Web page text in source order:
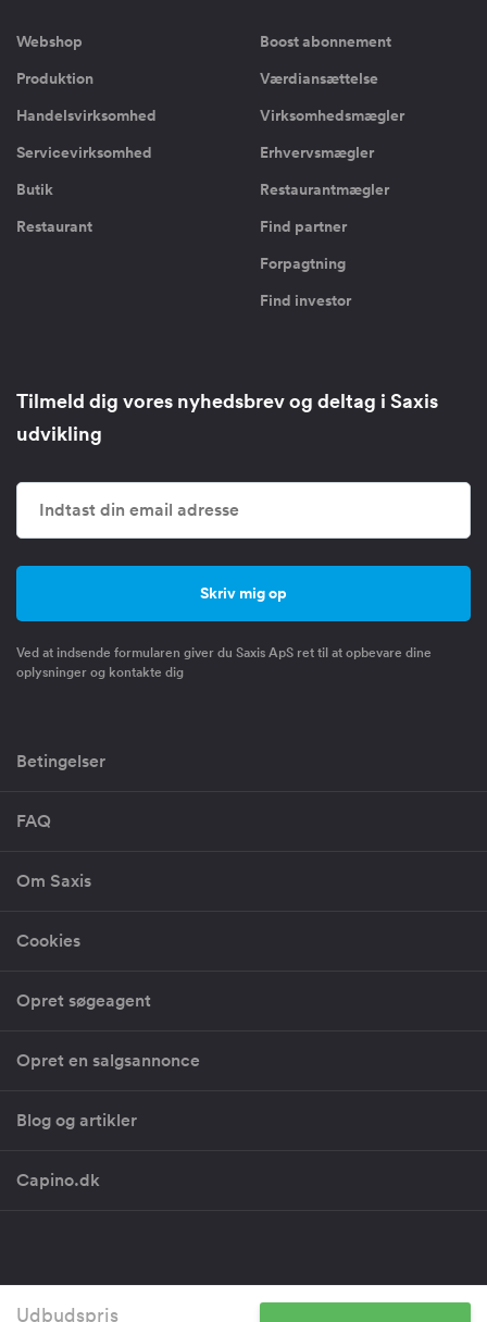
Udbudspris
Webshop
Produktion
Handelsvirksomhed
Servicevirksomhed
Butik
Restaurant
Boost abonnement
Værdiansættelse
Virksomhedsmægler
Erhvervsmægler
Restaurantmægler
Find partner
Forpagtning
Find investor
Tilmeld dig vores nyhedsbrev og deltag i Saxis
udvikling
Ved at indsende formularen giver du Saxis ApS ret til at opbevare dine
oplysninger og kontakte dig
Betingelser
FAQ
Om Saxis
Cookies
Opret søgeagent
Opret en salgsannonce
Blog og artikler
Capino.dk
Copyright 2026 - CVR: 30581199 - Vestergade 29-31, 1456 København